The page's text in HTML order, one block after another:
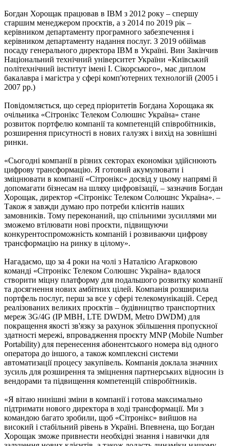
Богдан Хорощак працював в IBM з 2012 року – спершу
старшим менеджером проєктів, а з 2014 по 2019 рік –
керівником департаменту програмного забезпечення і
керівником департаменту надання послуг. З 2019 обіймав
посаду генерального директора IBM в Україні. Вин Закінчив
Національний технічний університет України «Київський
політехнічний інститут імені І. Сікорського», має диплом
бакалавра і магістра у сфері комп'ютерних технологій (2005 і
2007 рр.)
Повідомляється, що серед пріоритетів Богдана Хорощака як
очільника «Сітронікс Телеком Солюшнс Україна» стане
розвиток портфелю компанії та компетенцій співробітників,
розширення присутності в нових галузях і вихід на зовнішні
ринки.
«Сьогодні компанії в різних секторах економіки здійснюють
цифрову трансформацію. Я готовий акумулювати і
зміцнювати в компанії «Сітронікс» досвід у цьому напрямі й
допомагати бізнесам на шляху цифровізації, – зазначив Богдан
Хорощак, директор «Сітронікс Телеком Солюшнс Україна». –
Також я завжди думаю про потреби клієнтів наших
замовників. Тому переконаний, що спільними зусиллями ми
зможемо втілювати нові проєкти, підвищуючи
конкурентоспроможність компаній і розвиваючи цифрову
трансформацію на ринку в цілому».
Нагадаємо, що за 4 роки на чолі з Наталією Агарковою
команді «Сітронікс Телеком Солюшнс Україна» вдалося
створити міцну платформу для подальшого розвитку компанії
та досягнення нових амбітних цілей. Компанія розширила
портфель послуг, перш за все у сфері телекомунікацій. Серед
реалізованих великих проєктів – будівництво транспортних
мереж 3G/4G (IP MBH, LTE DWDM, Metro DWDM) для
покращення якості зв'язку за рахунок збільшення пропускної
здатності мережі, впровадження проєкту MNP (Mobile Number
Portability) для перенесення абонентського номера від одного
оператора до іншого, а також комплексні системи
автоматизації процесу закупівель. Компанія доклала значних
зусиль для розширення та зміцнення партнерських відносин із
вендорами та підвищення компетенцій співробітників.
«Я вітаю нинішні зміни в компанії і готова максимально
підтримати нового директора в ході трансформації. Ми з
командою багато зробили, щоб «Сітронікс» вийшов на
високий і стабільний рівень в Україні. Впевнена, що Богдан
Хорощак зможе привнести необхідні знання і навички для